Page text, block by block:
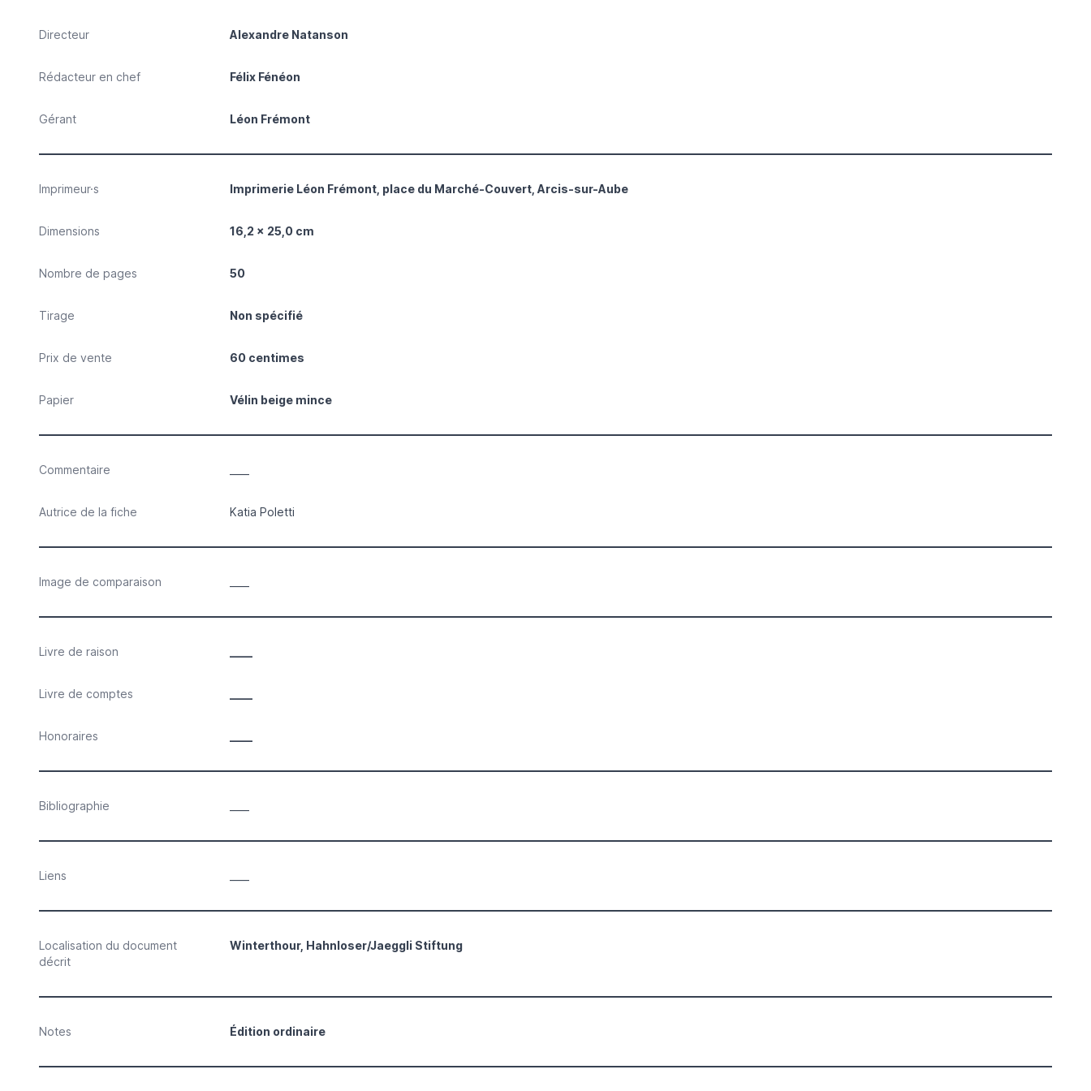
Directeur Alexandre Natanson
Rédacteur en chef Félix Fénéon
Gérant Léon Frémont
Imprimeur·s Imprimerie Léon Frémont, place du Marché-Couvert, Arcis-sur-Aube
Dimensions 16,2 x 25,0 cm
Nombre de pages 50
Tirage Non spécifié
Prix de vente 60 centimes
Papier Vélin beige mince
Commentaire
Autrice de la fiche Katia Poletti
Image de comparaison
Livre de raison
Livre de comptes
Honoraires
Bibliographie
Liens
Localisation du document
décrit
Winterthour, Hahnloser/Jaeggli Stiftung
Notes Édition ordinaire